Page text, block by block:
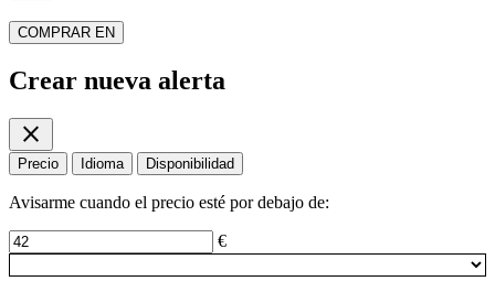
COMPRAR EN
Crear nueva alerta
close
Precio Idioma Disponibilidad
Avisarme cuando el precio esté por debajo de:
€